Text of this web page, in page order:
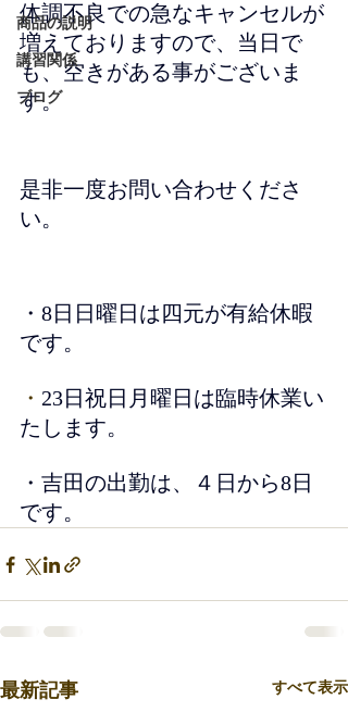
商品の説明
講習関係
ブログ
体調不良での急なキャンセルが
増えておりますので、当日で
も、空きがある事がございま
す。
是非一度お問い合わせくださ
い。
・8日日曜日は四元が有給休暇
です。
・ 23日祝日月曜日は臨時休業い
たします。
・吉田の出勤は、４日から8日
です。
最新記事 すべて表示